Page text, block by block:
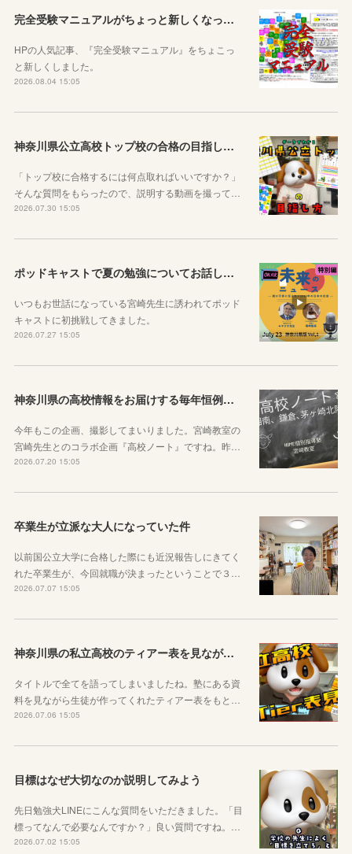
完全受験マニュアルがちょっと新しくなったよ！
HPの人気記事、『完全受験マニュアル』をちょこっ
と新しくしました。
2026.08.04 15:05
神奈川県公立高校トップ校の合格の目指し方について動画をアップしました
「トップ校に合格するには何点取ればいいですか？」
そんな質問をもらったので、説明する動画を撮って…
2026.07.30 15:05
ポッドキャストで夏の勉強についてお話ししています！
いつもお世話になっている宮崎先生に誘われてポッド
キャストに初挑戦してきました。
2026.07.27 15:05
神奈川県の高校情報をお届けする毎年恒例のコラボ企画のお知らせ
今年もこの企画、撮影してまいりました。宮崎教室の
宮崎先生とのコラボ企画『高校ノート』ですね。昨…
2026.07.20 15:05
卒業生が立派な大人になっていた件
以前国公立大学に合格した際にも近況報告しにきてく
れた卒業生が、今回就職が決まったということで３…
2026.07.07 15:05
神奈川県の私立高校のティアー表を見ながら話す動画を作りました！
タイトルで全てを語ってしまいましたね。塾にある資
料を見ながら生徒が作ってくれたティアー表をもと…
2026.07.06 15:05
目標はなぜ大切なのか説明してみよう
先日勉強犬LINEにこんな質問をいただきました。「目
標ってなんで必要なんですか？」良い質問ですね。…
2026.07.02 15:05